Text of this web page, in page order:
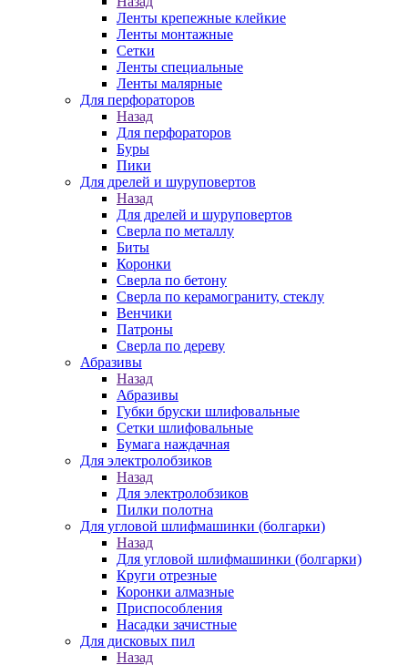
Ленты крепежные клейкие
Ленты монтажные
Сетки
Ленты специальные
Ленты малярные
Для перфораторов
Назад
Для перфораторов
Буры
Пики
Для дрелей и шуруповертов
Назад
Для дрелей и шуруповертов
Сверла по металлу
Биты
Коронки
Сверла по бетону
Сверла по керамограниту, стеклу
Венчики
Патроны
Сверла по дереву
Абразивы
Назад
Абразивы
Губки бруски шлифовальные
Сетки шлифовальные
Бумага наждачная
Для электролобзиков
Назад
Для электролобзиков
Пилки полотна
Для угловой шлифмашинки (болгарки)
Назад
Для угловой шлифмашинки (болгарки)
Круги отрезные
Коронки алмазные
Приспособления
Насадки зачистные
Для дисковых пил
Назад